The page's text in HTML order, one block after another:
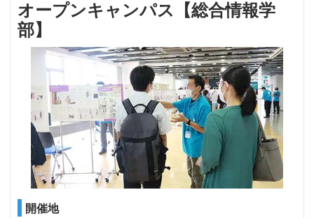
オープンキャンパス【総合情報学
部】
開催地